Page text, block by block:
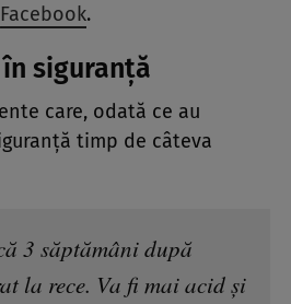
Facebook.
siguranță
care, odată ce au
timp de câteva
3 săptămâni după
la rece. Va fi mai acid și